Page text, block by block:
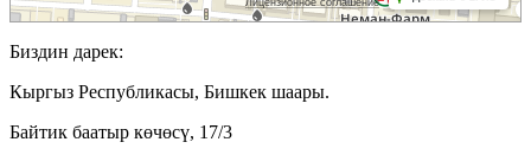
Биздин дарек:
Кыргыз Республикасы, Бишкек шаары.
Байтик баатыр көчөсү, 17/3